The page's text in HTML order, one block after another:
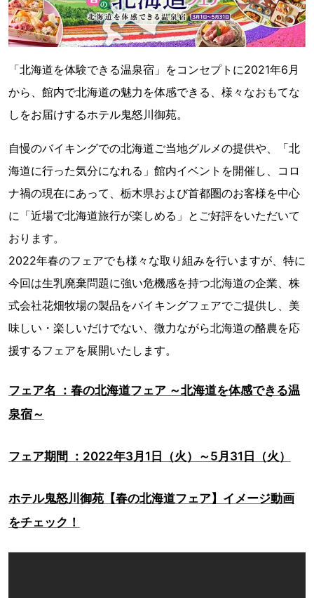
「北海道を体験できる温泉宿」をコンセプトに2021年6月
から、館内で北海道の魅力を体感できる、様々なおもてな
しをお届けするホテル鬼怒川御苑。
自慢のバイキングでの北海道ご当地グルメの提供や、「北
海道に行った気分になれる」館内イベントを開催し、コロ
ナ禍の現在にあって、栃木県および首都圏のお客様を中心
に「近場で北海道旅行が楽しめる」とご好評をいただいて
おります。
2022年春のフェアでも様々な取り組みを行いますが、特に
今回は生乳廃棄問題に強い危機感を持つ北海道の企業、株
式会社花畑牧場の製品をバイキングフェアでご提供し、美
味しい・楽しいだけでない、微力ながら北海道の酪農を応
援するフェアを展開いたします。
フェア名 ：春の北海道フェア ～北海道を体感できる温
泉宿～
フェア期間 ：2022年3月1日（火）～5月31日（火）
ホテル鬼怒川御苑【春の北海道フェア】イメージ動画
をチェック！